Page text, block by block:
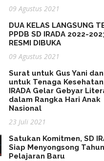
09 Agustus 2021
DUA KELAS LANGSUNG
PPDB SD IRADA 2022-
RESMI DIBUKA
09 Agustus 2021
Surat untuk Gus Yani
untuk Tenaga
IRADA Gelar Gebyar
dalam Rangka Hari Anak
Nasional
23 Juli 2021
Satukan Komitmen, SD
Siap Menyongsong Tahun
Pelajaran Baru